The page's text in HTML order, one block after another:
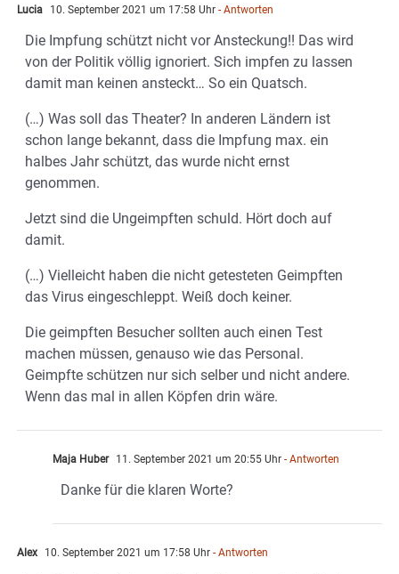
Lucia 10. September 2021 um 17:58 Uhr - Antworten
Die Impfung schützt nicht vor Ansteckung!! Das wird
von der Politik völlig ignoriert. Sich impfen zu lassen
damit man keinen ansteckt… So ein Quatsch.
(…) Was soll das Theater? In anderen Ländern ist
schon lange bekannt, dass die Impfung max. ein
halbes Jahr schützt, das wurde nicht ernst
genommen.
Jetzt sind die Ungeimpften schuld. Hört doch auf
damit.
(…) Vielleicht haben die nicht getesteten Geimpften
das Virus eingeschleppt. Weiß doch keiner.
Die geimpften Besucher sollten auch einen Test
machen müssen, genauso wie das Personal.
Geimpfte schützen nur sich selber und nicht andere.
Wenn das mal in allen Köpfen drin wäre.
Maja Huber 11. September 2021 um 20:55 Uhr - Antworten
Danke für die klaren Worte?
Alex 10. September 2021 um 17:58 Uhr - Antworten